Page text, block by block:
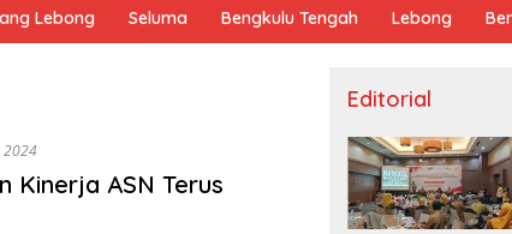
Lebong Seluma Bengkulu Tengah Lebong
2024
Kinerja ASN Terus
Editorial